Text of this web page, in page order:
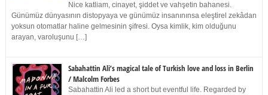
Nice katliam, cinayet, şiddet ve vahşetin bahanesi.
Günümüz dünyasının distopyaya ve günümüz insanınınsa eleştirel zekâdan
yoksun otomatlar haline gelmesinin şifresi. Oysa kimlik, kim olduğunu
arayan, varoluşunu […]
Sabahattin Ali’s magical tale of Turkish love and loss in Berlin
/ Malcolm Forbes
Sabahattin Ali led a short but eventful life. Regarded by